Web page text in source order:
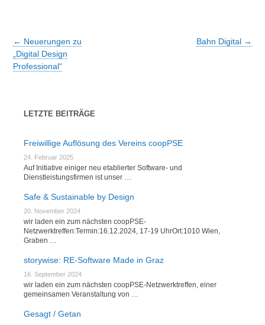
Post
navigation
← Neuerungen zu
„Digital Design
Professional“
Bahn Digital →
LETZTE BEITRÄGE
Freiwillige Auflösung des Vereins coopPSE
24. Februar 2025
Auf Initiative einiger neu etablierter Software- und
Dienstleistungsfirmen ist unser …
Safe & Sustainable by Design
20. November 2024
wir laden ein zum nächsten coopPSE-
Netzwerktreffen:Termin:16.12.2024, 17-19 UhrOrt:1010 Wien,
Graben …
storywise: RE-Software Made in Graz
16. September 2024
wir laden ein zum nächsten coopPSE-Netzwerktreffen, einer
gemeinsamen Veranstaltung von …
Gesagt / Getan